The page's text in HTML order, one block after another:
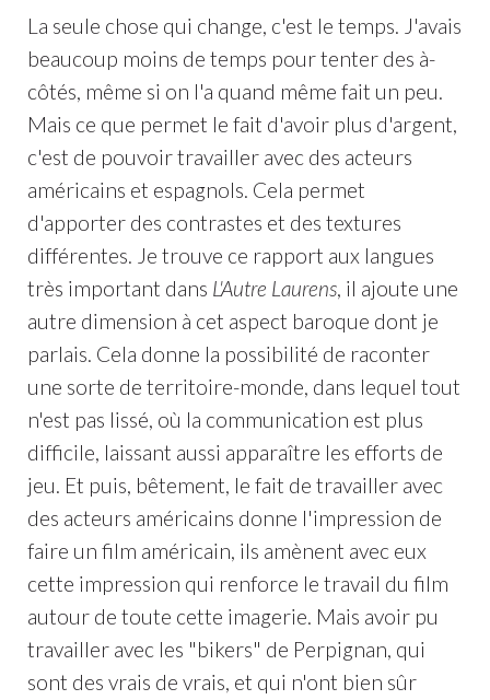
La seule chose qui change, c'est le temps. J'avais
beaucoup moins de temps pour tenter des à-
côtés, même si on l'a quand même fait un peu.
Mais ce que permet le fait d'avoir plus d'argent,
c'est de pouvoir travailler avec des acteurs
américains et espagnols. Cela permet
d'apporter des contrastes et des textures
différentes. Je trouve ce rapport aux langues
très important dans L'Autre Laurens, il ajoute une
autre dimension à cet aspect baroque dont je
parlais. Cela donne la possibilité de raconter
une sorte de territoire-monde, dans lequel tout
n'est pas lissé, où la communication est plus
difficile, laissant aussi apparaître les efforts de
jeu. Et puis, bêtement, le fait de travailler avec
des acteurs américains donne l'impression de
faire un film américain, ils amènent avec eux
cette impression qui renforce le travail du film
autour de toute cette imagerie. Mais avoir pu
travailler avec les "bikers" de Perpignan, qui
sont des vrais de vrais, et qui n'ont bien sûr